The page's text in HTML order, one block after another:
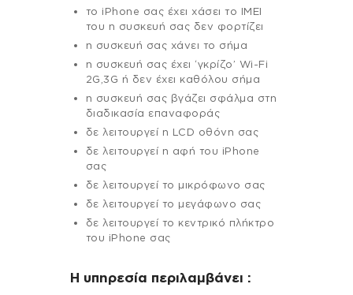
το iPhone σας έχει χάσει το IMEI
του η συσκευή σας δεν φορτίζει
η συσκευή σας χάνει το σήμα
η συσκευή σας έχει ‘γκρίζο’ Wi-Fi
2G,3G ή δεν έχει καθόλου σήμα
η συσκευή σας βγάζει σφάλμα στη
διαδικασία επαναφοράς
δε λειτουργεί η LCD οθόνη σας
δε λειτουργεί η αφή του iPhone
σας
δε λειτουργεί το μικρόφωνο σας
δε λειτουργεί το μεγάφωνο σας
δε λειτουργεί το κεντρικό πλήκτρο
του iPhone σας
H υπηρεσία περιλαμβάνει :